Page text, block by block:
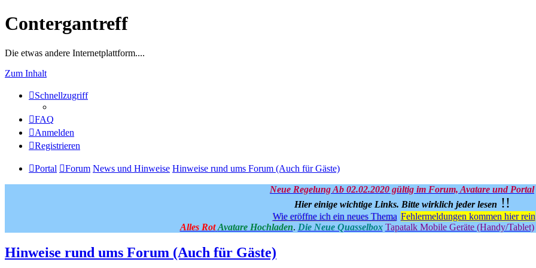
Contergantreff
Die etwas andere Internetplattform....
Zum Inhalt
Schnellzugriff
FAQ
Anmelden
Registrieren
Portal Forum News und Hinweise Hinweise rund ums Forum (Auch für Gäste)
Neue Regelung Ab 02.02.2020 gültig im Forum, Avatare und Portal
Hier einige wichtige Links. Bitte wirklich jeder lesen !!
Wie eröffne ich ein neues Thema Fehlermeldungen kommen hier rein
Alles Rot Avatare Hochladen. Die Neue Quasselbox Tapatalk Mobile Geräte (Handy/Tablet)
Hinweise rund ums Forum (Auch für Gäste)